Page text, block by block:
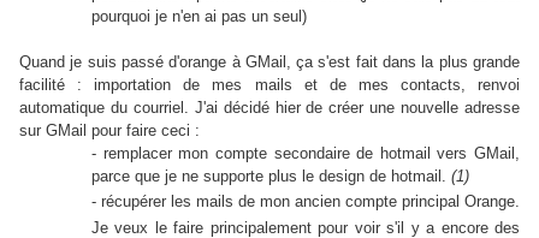
pourquoi je n'en ai pas un seul)
Quand je suis passé d'orange à GMail, ça s'est fait dans la plus grande
facilité : importation de mes mails et de mes contacts, renvoi
automatique du courriel. J'ai décidé hier de créer une nouvelle adresse
sur GMail pour faire ceci :
- remplacer mon compte secondaire de hotmail vers GMail,
parce que je ne supporte plus le design de hotmail. (1)
- récupérer les mails de mon ancien compte principal Orange.
Je veux le faire principalement pour voir s'il y a encore des